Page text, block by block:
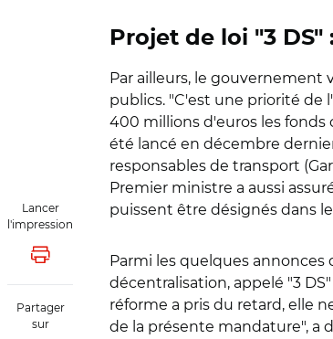
Lancer
l'impression
Lancer l'impression
Partager
sur
Projet de loi "3
Par ailleurs, le gouvernement
publics. "C'est une priorité de
400 millions d'euros les fonds
été lancé en décembre
responsables de transport
Premier ministre a aussi
puissent être désignés dans
Parmi les quelques
décentralisation, appelé "3
réforme a pris du retard, elle
de la présente mandature", a